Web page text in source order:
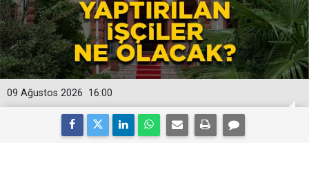
16:00
09 Ağustos 2026